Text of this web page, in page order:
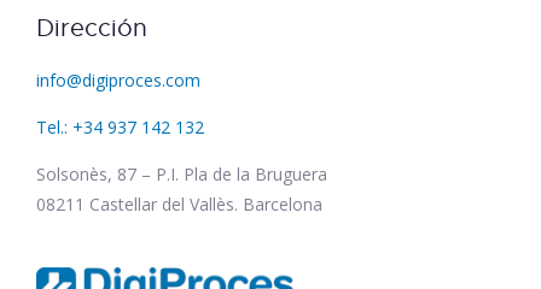
Dirección
info@digiproces.com
Tel.: +34 937 142 132
Solsonès, 87 – P.I. Pla de la Bruguera
08211 Castellar del Vallès. Barcelona